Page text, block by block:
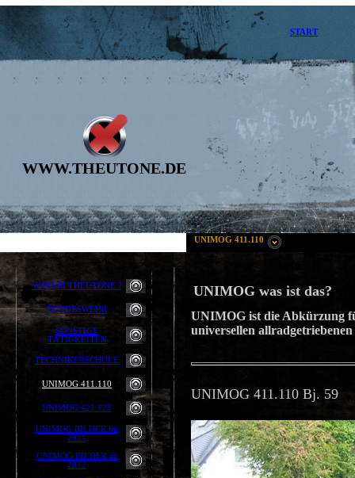
START
WWW.THEUTONE.DE
UNIMOG 411.110
WARUM THEUTONE ?
BUNDESWEHR
SONSTIGE
TÄTIGKEITEN
TECHNIKERSCHULE
UNIMOG 411.110
UNIMOG 421.123
UNIMOG BILDER bis
2011
UNIMOG BILDER ab
2012
UNIMOG was ist das?
UNIMOG ist die Abkürzung
universellen
UNIMOG 411.110 Bj. 59